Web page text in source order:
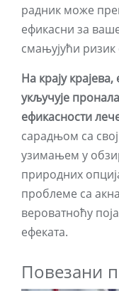
радник може
ефикасни за
смањујући
На крају
укључује
ефикасности
сарадњом са
узимањем у
природних
проблеме са
вероватноћу
ефеката.
Повезани